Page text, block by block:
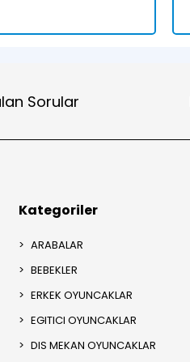
Sorular
Kategoriler
ARABALAR
BEBEKLER
ERKEK OYUNCAKLAR
EGITICI OYUNCAKLAR
DIS MEKAN OYUNCAKLAR